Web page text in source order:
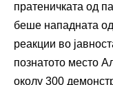
пратеничката од
беше нападната
реакции во
познатото место
околу 300